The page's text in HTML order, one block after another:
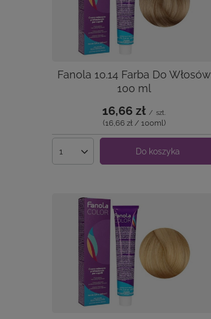
Fanola 10.14 Farba Do Włosów
100 ml
16,66 zł / szt.
(16,66 zł / 100ml)
Ilość produktów Do koszyka